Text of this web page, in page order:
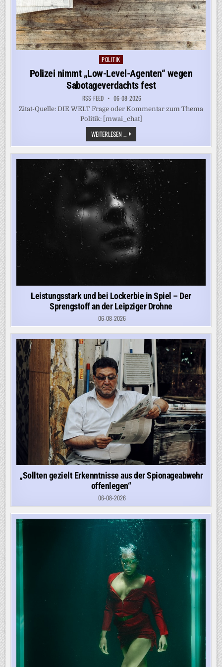
Posted
POLITIK
Polizei nimmt „Low-Level-Agenten“ wegen
Sabotageverdachts fest
RSS-FEED 06-08-2026
Zitat-Quelle: DIE WELT Frage oder Kommentar zum Thema
Politik: [mwai_chat]
WEITERLESEN ...POLIZEI
NIMMT
„LOW-
LEVEL-
AGENTEN“
WEGEN
SABOTAGEVERDACHTS
FEST
Leistungsstark und bei Lockerbie in Spiel – Der
Sprengstoff an der Leipziger Drohne
06-08-2026
„Sollten gezielt Erkenntnisse aus der Spionageabwehr
offenlegen“
06-08-2026